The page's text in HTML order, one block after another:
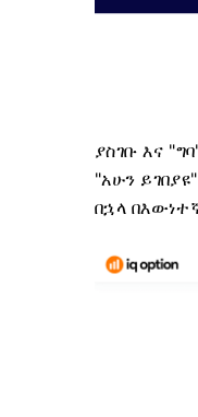
ያስገቡ እና
"አሁን
በኋላ